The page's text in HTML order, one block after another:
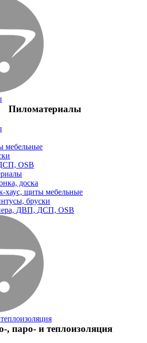
Пиломатериалы
мебельные
OSB
доска
хаус, щиты мебельные
бруски
ДВП, ДСП, OSB
, паро- и теплоизоляция